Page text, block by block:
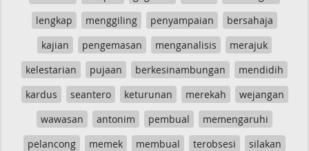
lengkap
menggiling penyampaian
bersahaja
kajian
pengemasan menganalisis
merajuk
kelestarian
pujaan berkesinambungan
mendidih
kardus
seantero keturunan merekah
wejangan
wawasan
antonim pembual
memengaruhi
pelancong
memek membual terobsesi
silakan